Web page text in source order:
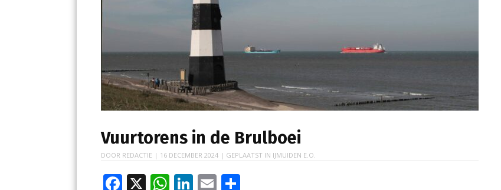
Vuurtorens in de Brulboei
DOOR REDACTIE | 16 DECEMBER 2024 | GEPLAATST IN IJMUIDEN E.O.
F X W Li E